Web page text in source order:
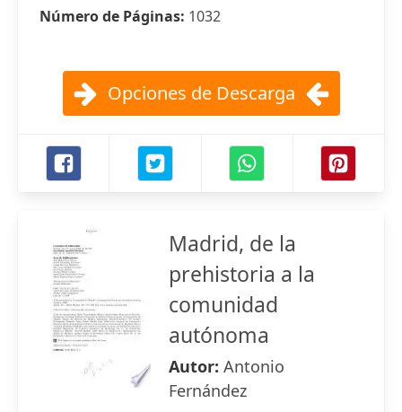
Número de Páginas: 1032
Opciones de Descarga
Madrid, de la
prehistoria a la
comunidad
autónoma
Autor: Antonio
Fernández